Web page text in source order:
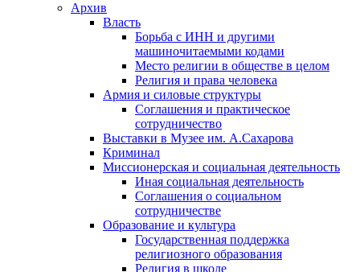
Архив
Власть
Борьба с ИНН и другими
машиночитаемыми кодами
Место религии в обществе в целом
Религия и права человека
Армия и силовые структуры
Соглашения и практическое
сотрудничество
Выставки в Музее им. А.Сахарова
Криминал
Миссионерская и социальная деятельность
Иная социальная деятельность
Соглашения о социальном
сотрудничестве
Образование и культура
Государственная поддержка
религиозного образования
Религия в школе